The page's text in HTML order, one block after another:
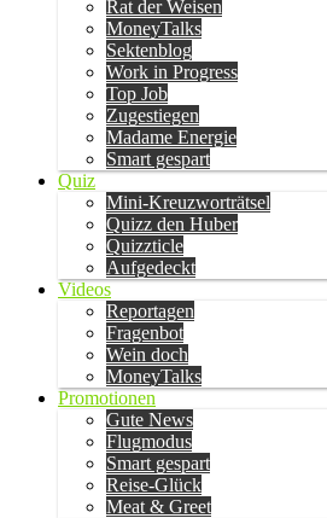
Rat der Weisen
MoneyTalks
Sektenblog
Work in Progress
Top Job
Zugestiegen
Madame Energie
Smart gespart
Quiz
Mini-Kreuzworträtsel
Quizz den Huber
Quizzticle
Aufgedeckt
Videos
Reportagen
Fragenbot
Wein doch
MoneyTalks
Promotionen
Gute News
Flugmodus
Smart gespart
Reise-Glück
Meat & Greet